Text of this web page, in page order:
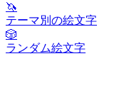
🦄
テーマ別の絵文字
🎲
ランダム絵文字